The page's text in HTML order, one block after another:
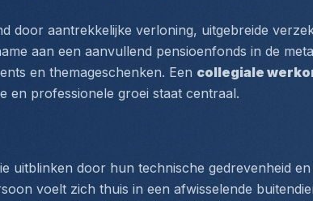
door aantrekkelijke verloning, uitgebreide
aan een aanvullend pensioenfonds in de
en themageschenken. Een collegiale
en professionele groei staat centraal.
uitblinken door hun technische gedrevenheid
voelt zich thuis in een afwisselende